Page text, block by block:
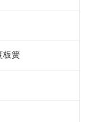
板簧